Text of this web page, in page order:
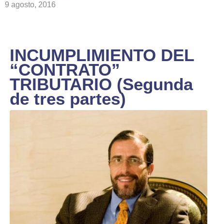
9 agosto, 2016
INCUMPLIMIENTO DEL
“CONTRATO”
TRIBUTARIO (Segunda
de tres partes)